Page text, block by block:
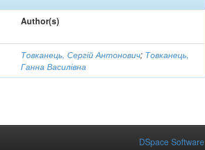
Author(s)
Товканець, Сергій Антонович; Товканець,
Ганна Василівна
DSpace Software